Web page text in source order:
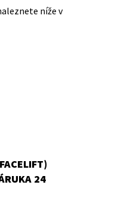
níže v
24